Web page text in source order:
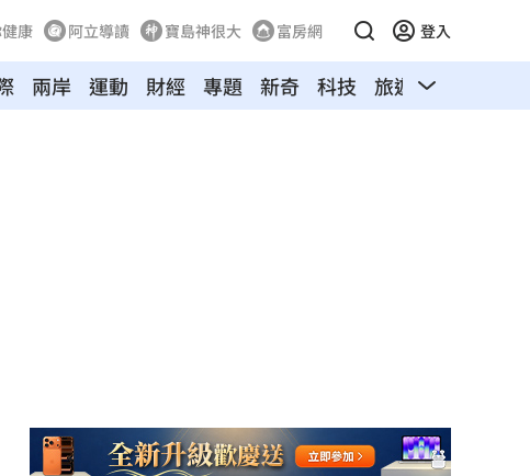
康 阿立導讀 寶島神很大 富房網 登入
兩岸 運動 財經 專題 新奇 科技 旅遊 汽車